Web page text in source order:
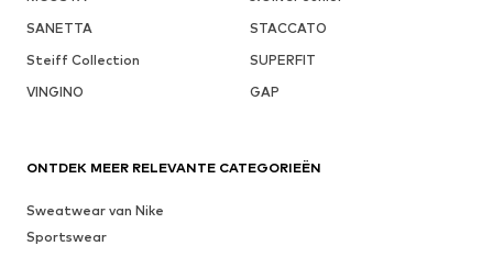
SANETTA
STACCATO
Steiff Collection
SUPERFIT
VINGINO
GAP
ONTDEK MEER RELEVANTE CATEGORIEËN
Sweatwear van Nike
Sportswear